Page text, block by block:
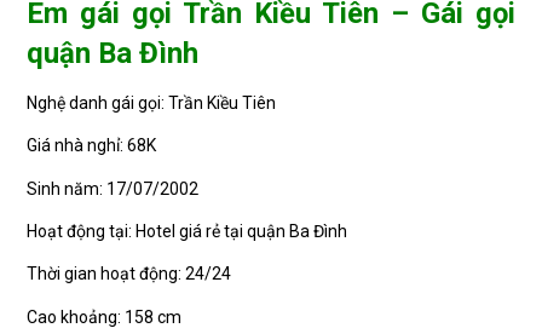
Em gái gọi Trần Kiều Tiên – Gái gọi
quận Ba Đình
Nghệ danh gái gọi: Trần Kiều Tiên
Giá nhà nghỉ: 68K
Sinh năm: 17/07/2002
Hoạt động tại: Hotel giá rẻ tại quận Ba Đình
Thời gian hoạt động: 24/24
Cao khoảng: 158 cm